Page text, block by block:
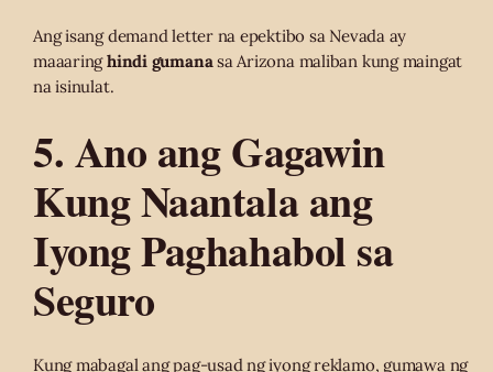
Ang isang demand letter na epektibo sa Nevada ay
maaaringhindi gumana sa Arizona maliban kung maingat
na isinulat.
5. Ano ang Gagawin
Kung Naantala ang
Iyong Paghahabol sa
Seguro
Kung mabagal ang pag-usad ng iyong reklamo, gumawa ng